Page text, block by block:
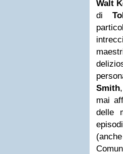
Walt
di
Smith
mai
delle